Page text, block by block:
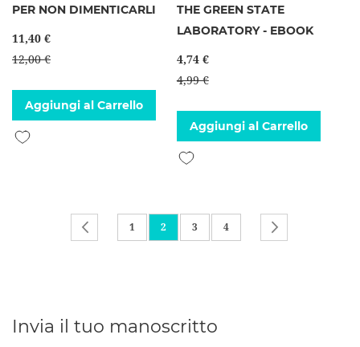
PER NON DIMENTICARLI
11,40 €
12,00 €
Aggiungi al Carrello
Aggiungi alla lista desideri
THE GREEN STATE
LABORATORY - EBOOK
4,74 €
4,99 €
Aggiungi al Carrello
Aggiungi alla lista desideri
Pagina Pagina
Precedente
Pagina
1 Attualmente stai leggendo la pagina
2 Pagina
3 Pagina
4
Invia il tuo manoscritto